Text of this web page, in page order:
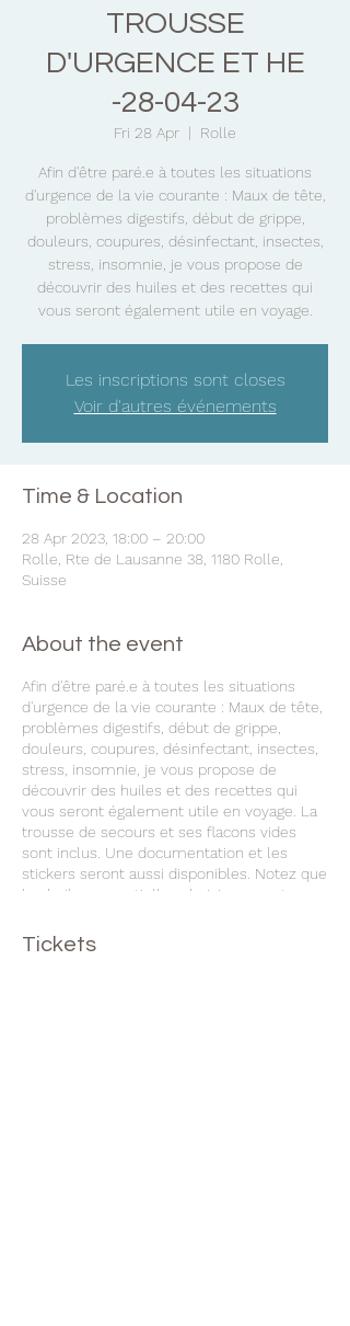
TROUSSE
D'URGENCE ET HE
-28-04-23
Fri 28 Apr
  |
Rolle
Afin d'être paré.e à toutes les situations
d'urgence de la vie courante : Maux de tête,
problèmes digestifs, début de grippe,
douleurs, coupures, désinfectant, insectes,
stress, insomnie, je vous propose de
découvrir des huiles et des recettes qui
vous seront également utile en voyage.
Les inscriptions sont closes
Voir d'autres événements
Time & Location
28 Apr 2023, 18:00 – 20:00
Rolle, Rte de Lausanne 38, 1180 Rolle,
Suisse
About the event
Afin d'être paré.e à toutes les situations
d'urgence de la vie courante : Maux de tête,
problèmes digestifs, début de grippe,
douleurs, coupures, désinfectant, insectes,
stress, insomnie, je vous propose de
découvrir des huiles et des recettes qui
vous seront également utile en voyage. La
trousse de secours et ses flacons vides
sont inclus. Une documentation et les
stickers seront aussi disponibles. Notez que
les huiles essentielles choisie ne sont pas
supplément.
Tickets